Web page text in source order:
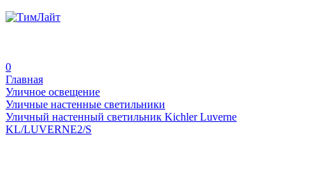
0
Главная
Уличное освещение
Уличные настенные светильники
Уличный настенный светильник Kichler Luverne
KL/LUVERNE2/S